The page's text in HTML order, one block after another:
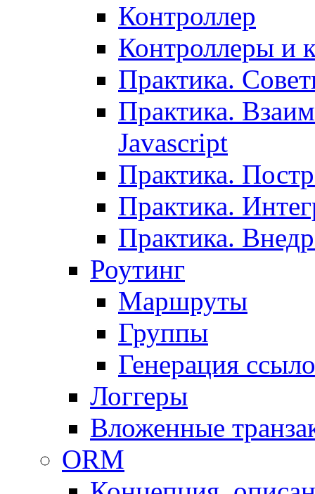
Контроллер
Контроллеры и
Практика.
Практика.
Javascript
Практика.
Практика.
Практика.
Роутинг
Маршруты
Группы
Генерация
Логгеры
Вложенные
ORM